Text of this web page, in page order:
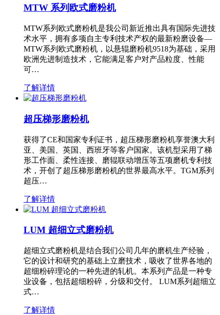
MTW 系列欧式磨粉机
MTW系列欧式磨粉机是我公司新近推出具有国际先进技
术水平，拥有多项自主专利技术产权的最新粉磨设备—
MTW系列欧式磨粉机，以悬辊磨粉机9518为基础，采用
欧洲先进制造技术，它能满足客户对产品粒度、性能
可…
了解详情
超压梯形磨粉机
获得了CE和国家专利证书，超压梯形磨粉机享誉澳大利
亚、美国、英国、西班牙等客户国家。该机型采用了梯
形工作面、柔性连接、磨辊联动增压等五项磨机专利技
术，开创了超压梯形磨粉机的世界最高水平。TGM系列
超压…
了解详情
LUM 超细立式磨粉机
超细立式磨粉机是结合我们公司几年的磨机生产经验，
它的设计和研究的基础上立磨技术，吸收了世界各地的
超细粉碎理论的一种先进的轧机。本系列产品是一种专
业设备，包括超细粉碎，分级和交付。 LUM系列超细立
式…
了解详情